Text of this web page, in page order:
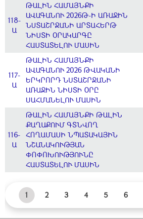
118-
Ա
ԹԱԼԻՆ ՀԱՄԱՅՆՔԻ
ԱՎԱԳԱՆՈՒ 2026Թ-Ի ԱՌԱՋԻՆ
ՆՍՏԱՇՐՋԱՆԻ ԱՐՏԱՀԵՐԹ
ՆԻՍՏԻ ՕՐԱԿԱՐԳԸ
ՀԱՍՏԱՏԵԼՈՒ ՄԱՍԻՆ
117-
Ա
ԹԱԼԻՆ ՀԱՄԱՅՆՔԻ
ԱՎԱԳԱՆՈՒ 2026 ԹՎԱԿԱՆԻ
ԵՐԿՐՈՐԴ ՆՍՏԱՇՐՋԱՆԻ
ԱՌԱՋԻՆ ՆԻՍՏԻ ՕՐԸ
ՍԱՀՄԱՆԵԼՈՒ ՄԱՍԻՆ
116-
Ա
ԹԱԼԻՆ ՀԱՄԱՅՆՔԻ ԹԱԼԻՆ
ՔԱՂԱՔՈՒՄ ԳՏՆՎՈՂ
ՀՈՂԱՄԱՍԻ ՆՊԱՏԱԿԱՅԻՆ
ՆՇԱՆԱԿՈՒԹՅԱՆ
ՓՈՓՈԽՈՒԹՅՈՒՆԸ
ՀԱՍՏԱՏԵԼՈՒ ՄԱՍԻՆ
1 2 3 4 5 6